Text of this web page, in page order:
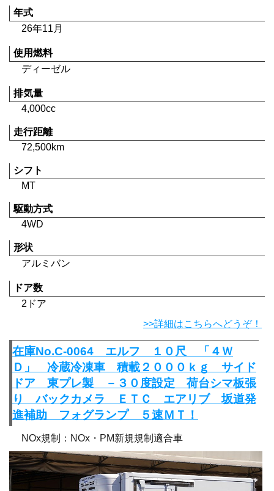
年式
26年11月
使用燃料
ディーゼル
排気量
4,000cc
走行距離
72,500km
シフト
MT
駆動方式
4WD
形状
アルミバン
ドア数
2ドア
>>詳細はこちらへどうぞ！
在庫No.C-0064 エルフ １０尺 「４Ｗ
Ｄ」 冷蔵冷凍車 積載２０００ｋｇ サイド
ドア 東プレ製 －３０度設定 荷台シマ板張
り バックカメラ ＥＴＣ エアリブ 坂道発
進補助 フォグランプ ５速ＭＴ！
NOx規制：NOx・PM新規規制適合車